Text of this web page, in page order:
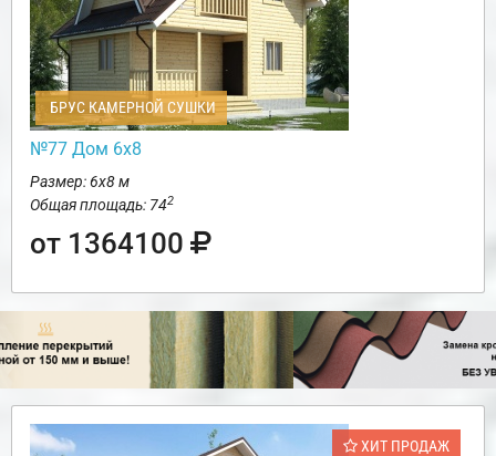
БРУС КАМЕРНОЙ СУШКИ
№77 Дом 6х8
Размер: 6х8 м
Общая площадь: 742
от 1364100
ХИТ ПРОДАЖ